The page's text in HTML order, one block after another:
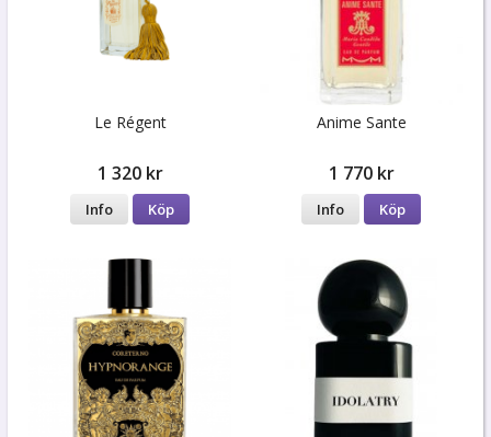
Le Régent
1 320 kr
Info Köp
Anime Sante
1 770 kr
Info Köp